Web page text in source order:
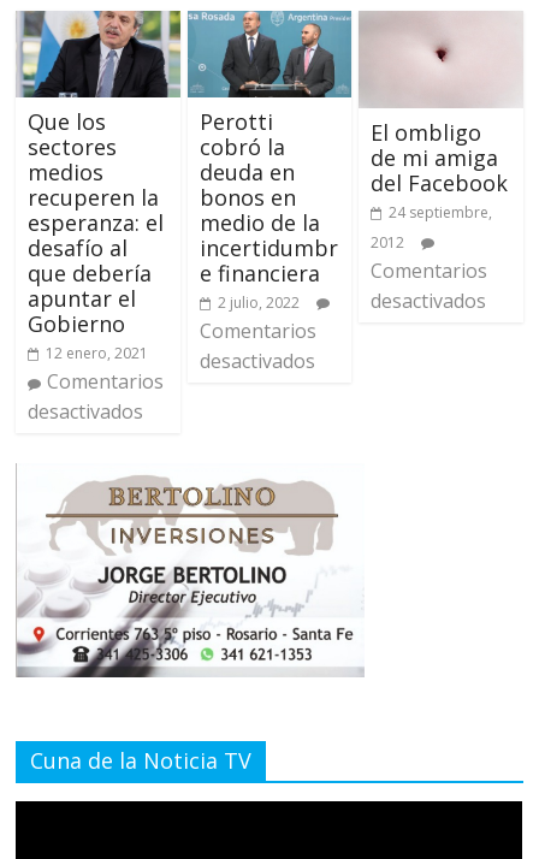
Que los
sectores
medios
recuperen la
esperanza: el
desafío al
que debería
apuntar el
Gobierno
12 enero, 2021
Comentarios
desactivados
Perotti
cobró la
deuda en
bonos en
medio de la
incertidumbr
e financiera
2 julio, 2022
Comentarios
desactivados
El ombligo
de mi amiga
del Facebook
24 septiembre,
2012
Comentarios
desactivados
Cuna de la Noticia TV